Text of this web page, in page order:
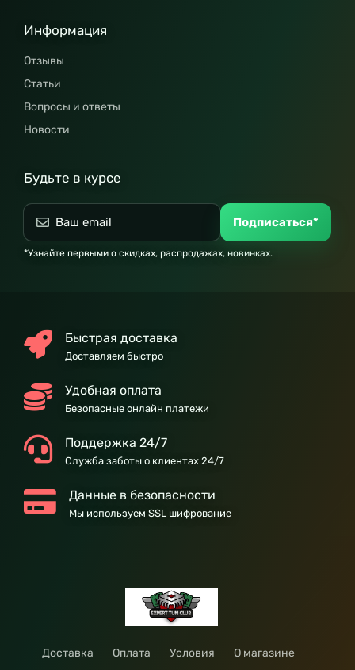
Информация
Отзывы
Статьи
Вопросы и ответы
Новости
Будьте в курсе
Подписаться*
*Узнайте первыми о скидках, распродажах, новинках.
Быстрая доставка
Доставляем быстро
Удобная оплата
Безопасные онлайн платежи
Поддержка 24/7
Служба заботы о клиентах 24/7
Данные в безопасности
Мы используем SSL шифрование
Доставка Оплата Условия
О магазине